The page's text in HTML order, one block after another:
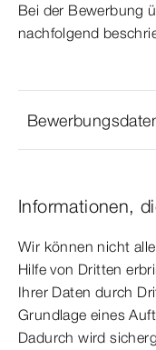
Bei der Bewerbung
nachfolgend
Informationen,
Wir können nicht
Hilfe von Dritten
Ihrer Daten durch
Grundlage eines
Dadurch wird